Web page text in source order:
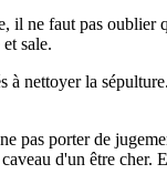
ne faut pas
sale.
nettoyer la
porter de
d'un être